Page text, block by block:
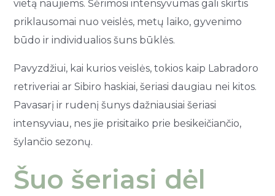
vietą naujiems. Šėrimosi intensyvumas gali skirtis
priklausomai nuo veislės, metų laiko, gyvenimo
būdo ir individualios šuns būklės.
Pavyzdžiui, kai kurios veislės, tokios kaip Labradoro
retriveriai ar Sibiro haskiai, šeriasi daugiau nei kitos.
Pavasarį ir rudenį šunys dažniausiai šeriasi
intensyviau, nes jie prisitaiko prie besikeičiančio,
šylančio sezonų.
Šuo šeriasi dėl